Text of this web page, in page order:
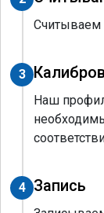
Считываем
3
Наш
4 Запись